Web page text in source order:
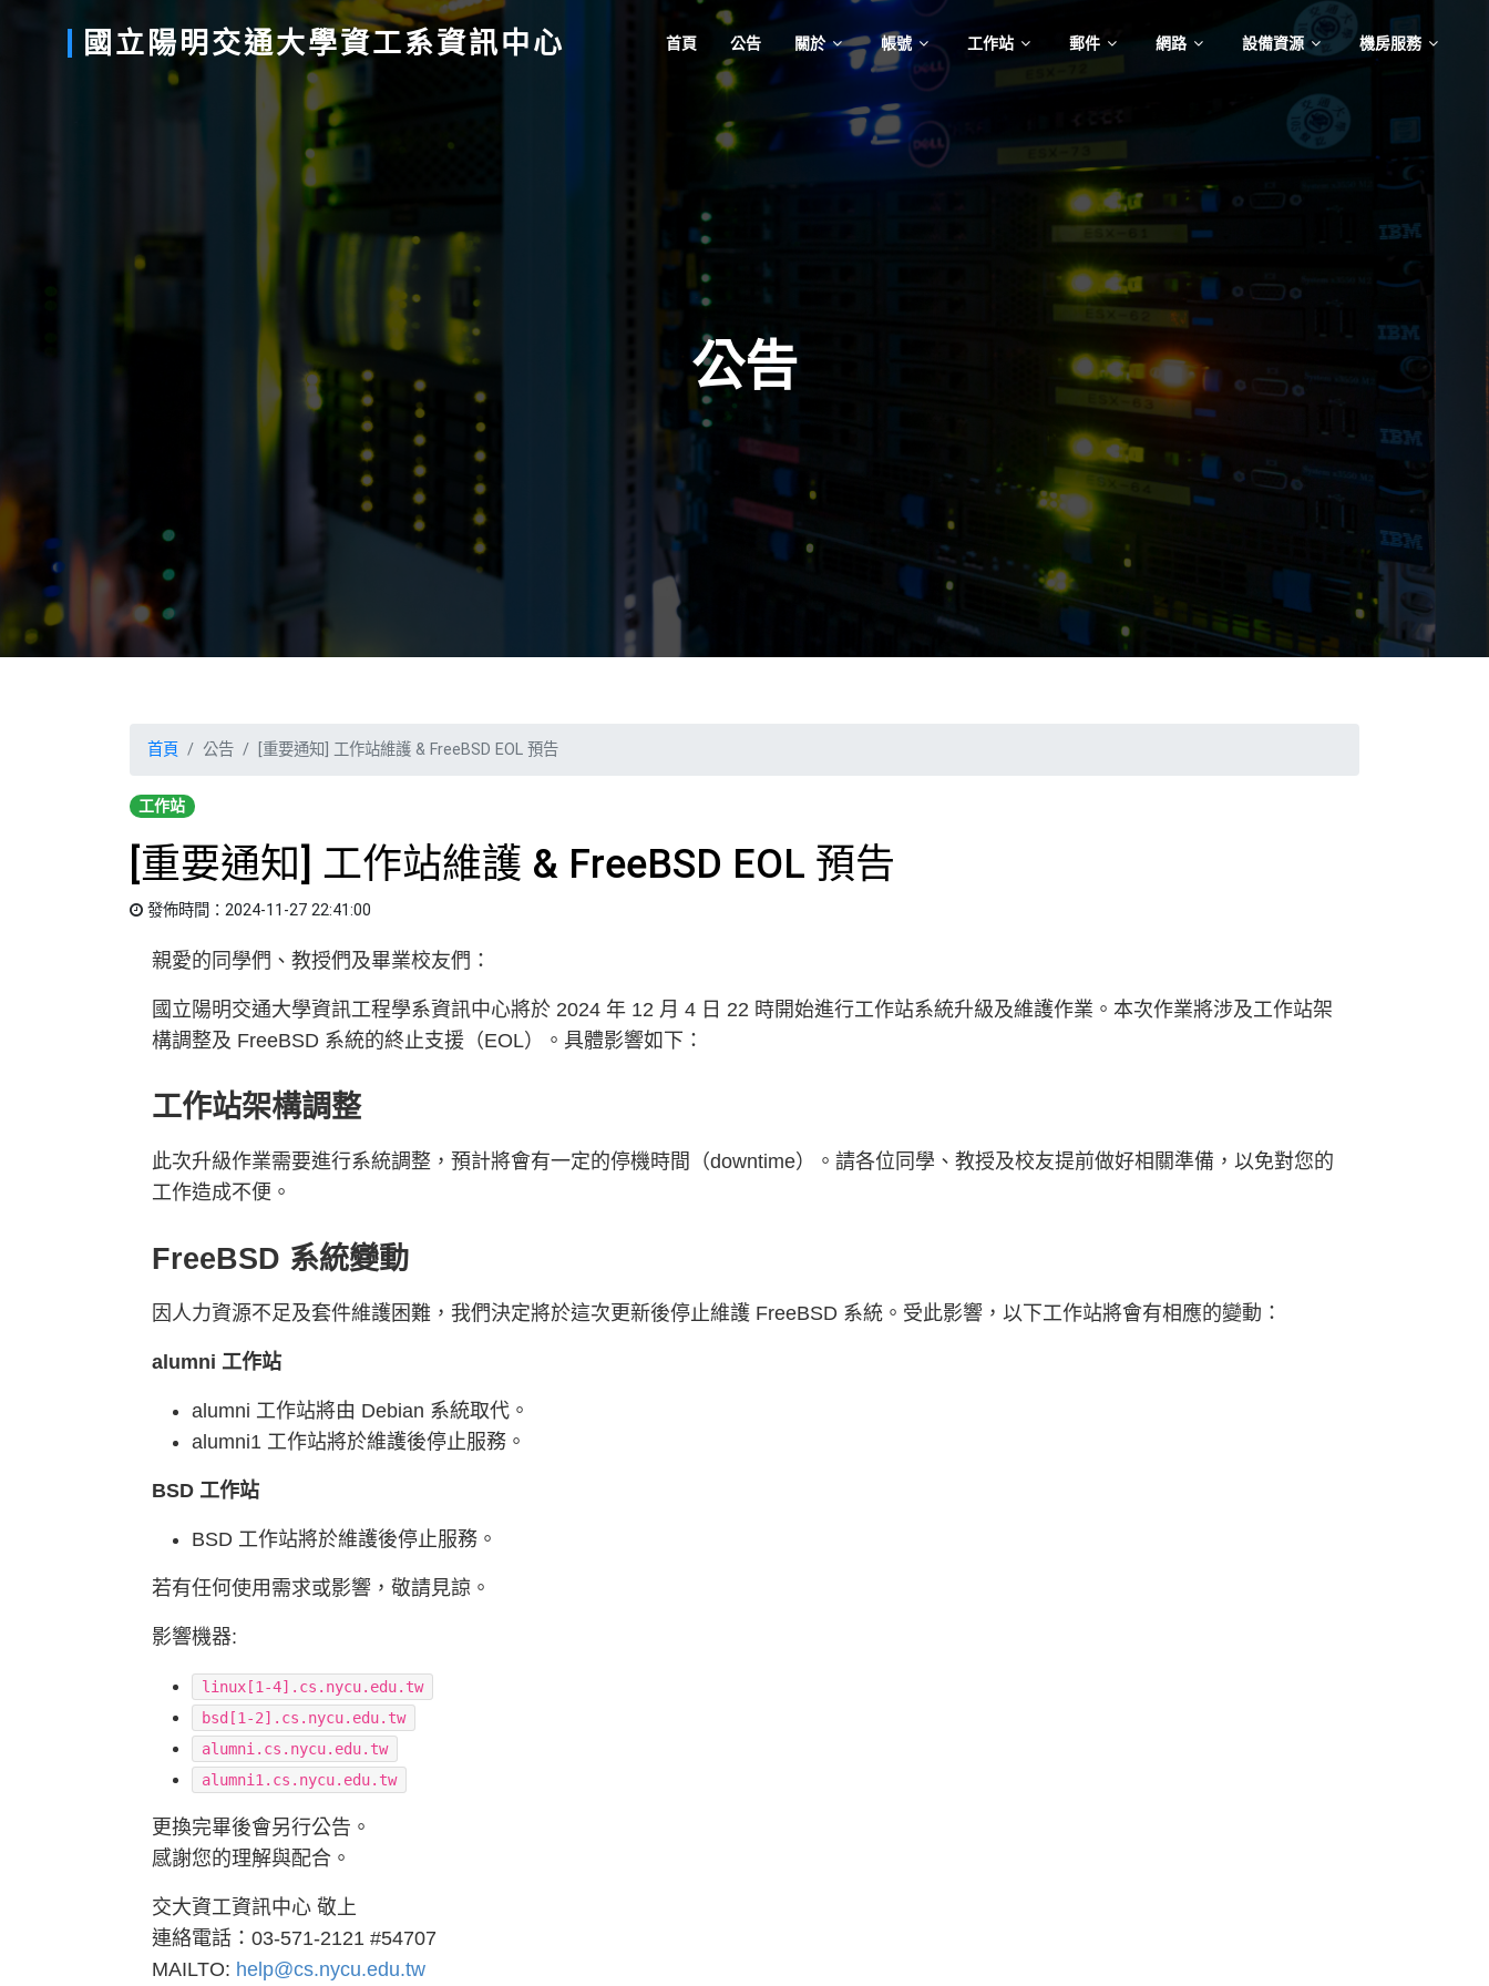
國立 陽明交通大學資工系資訊中心 首頁 公告 關於 帳號 工作站 郵件 網路 設備資源 機房服務
公告
首頁 公告 [重要通知] 工作站維護 & FreeBSD EOL 預告
工作站
[重要通知] 工作站維護 & FreeBSD EOL 預告
發佈時間：2024-11-27 22:41:00
親愛的同學們、教授們及畢業校友們：
國立陽明交通大學資訊工程學系資訊中心將於 2024 年 12 月 4 日 22 時開始進行工作站系統升級及維護作業。本次作業將涉及工作站架
構調整及 FreeBSD 系統的終止支援（EOL）。具體影響如下：
工作站架構調整
此次升級作業需要進行系統調整，預計將會有一定的停機時間（downtime）。請各位同學、教授及校友提前做好相關準備，以免對您的
工作造成不便。
FreeBSD 系統變動
因人力資源不足及套件維護困難，我們決定將於這次更新後停止維護 FreeBSD 系統。受此影響，以下工作站將會有相應的變動：
alumni 工作站
alumni 工作站將由 Debian 系統取代。
alumni1 工作站將於維護後停止服務。
BSD 工作站
BSD 工作站將於維護後停止服務。
若有任何使用需求或影響，敬請見諒。
影響機器:
linux[1-4].cs.nycu.edu.tw
bsd[1-2].cs.nycu.edu.tw
alumni.cs.nycu.edu.tw
alumni1.cs.nycu.edu.tw
更換完畢後會另行公告。
感謝您的理解與配合。
交大資工資訊中心 敬上
連絡電話：03-571-2121 #54707
MAILTO: help@cs.nycu.edu.tw